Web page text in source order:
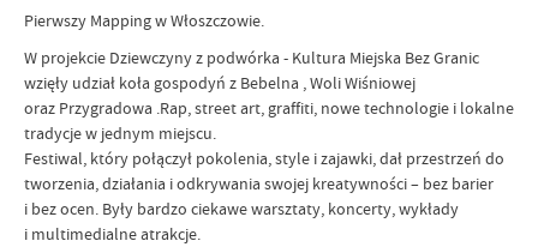
Pierwszy Mapping w Włoszczowie.
W projekcie Dziewczyny z podwórka - Kultura Miejska Bez Granic
wzięły udział koła gospodyń z Bebelna , Woli Wiśniowej
oraz Przygradowa .Rap, street art, graffiti, nowe technologie i lokalne
tradycje w jednym miejscu.
Festiwal, który połączył pokolenia, style i zajawki, dał przestrzeń do
tworzenia, działania i odkrywania swojej kreatywności – bez barier
i bez ocen. Były bardzo ciekawe warsztaty, koncerty, wykłady
i multimedialne atrakcje.